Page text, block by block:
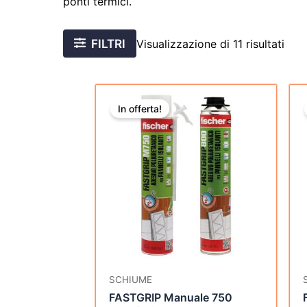
FILTRI Visualizzazione di 11 risultati
In offerta!
SCHIUME
FASTGRIP Manuale 750
prezzo
originale
era:
€174,96.
prezzo
attuale
è:
€79,30.